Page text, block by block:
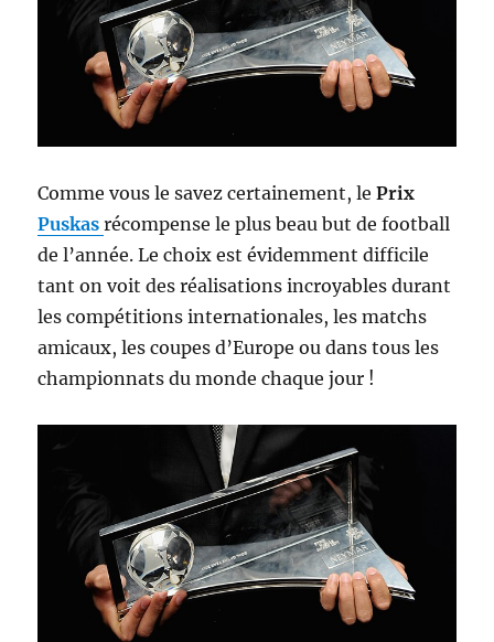
Comme vous le savez certainement, lePrix
Puskasrécompense le plus beau but de football
de l’année. Le choix est évidemment difficile
tant on voit des réalisations incroyables durant
les compétitions internationales, les matchs
amicaux, les coupes d’Europe ou dans tous les
championnats du monde chaque jour !